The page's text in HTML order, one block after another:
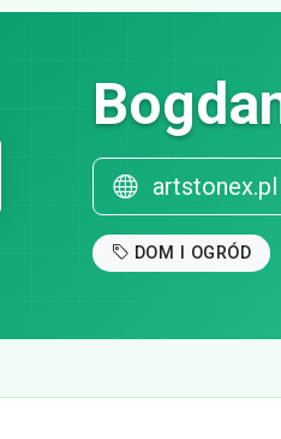
artstonex.pl
DOM I OGRÓD